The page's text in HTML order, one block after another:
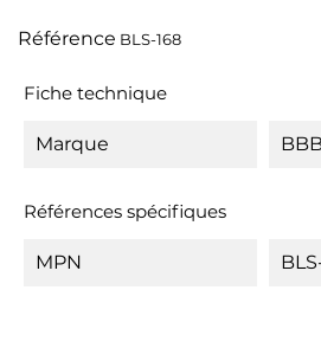
Référence BLS-168
Fiche technique
Marque
Références spécifiques
MPN